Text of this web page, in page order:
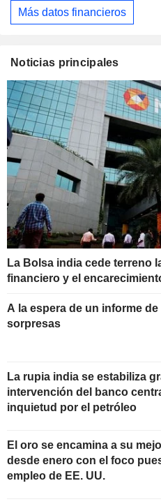
Más datos financieros
Noticias principales
La Bolsa india cede terreno
financiero y el
A la espera de un informe
sorpresas
La rupia india se estabiliza
intervención del banco
inquietud por el petróleo
El oro se encamina a su
desde enero con el foco
empleo de EE. UU.